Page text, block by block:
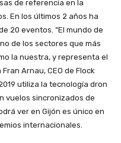
de referencia en la
En los últimos 2 años ha
20 eventos. “El mundo de
de los sectores que más
la nuestra, y representa el
Arnau, CEO de Flock
utiliza la tecnología dron
vuelos sincronizados de
ver en Gijón es único en
internacionales.